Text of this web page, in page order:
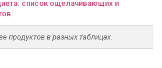
список ощелачивающих и
продуктов в разных таблицах.